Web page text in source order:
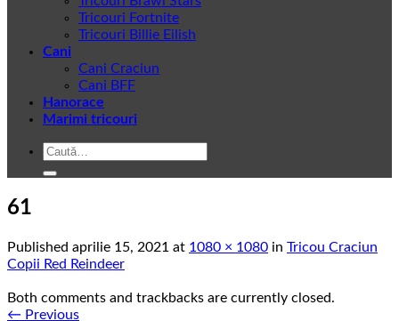
Tricouri Fortnite
Tricouri Billie Eilish
Cani
Cani Craciun
Cani BFF
Hanorace
Marimi tricouri
Caută
61
Published aprilie 15, 2021 at 1080 × 1080 in Tricou Craciun
Copii Red Reindeer
Both comments and trackbacks are currently closed.
← Previous